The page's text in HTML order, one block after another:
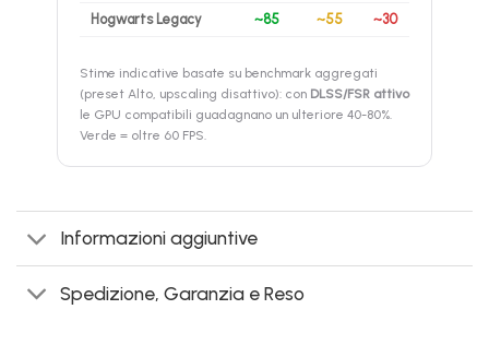
Hogwarts Legacy ~85 ~55 ~30
Stime indicative basate su benchmark aggregati
(preset Alto, upscaling disattivo): con DLSS/FSR attivo
le GPU compatibili guadagnano un ulteriore 40-80%.
Verde = oltre 60 FPS.
Informazioni aggiuntive
Spedizione, Garanzia e Reso